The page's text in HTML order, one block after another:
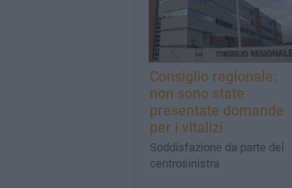
Consiglio regionale:
non sono state
presentate domande
per i vitalizi
Soddisfazione da parte del
centrosinistra